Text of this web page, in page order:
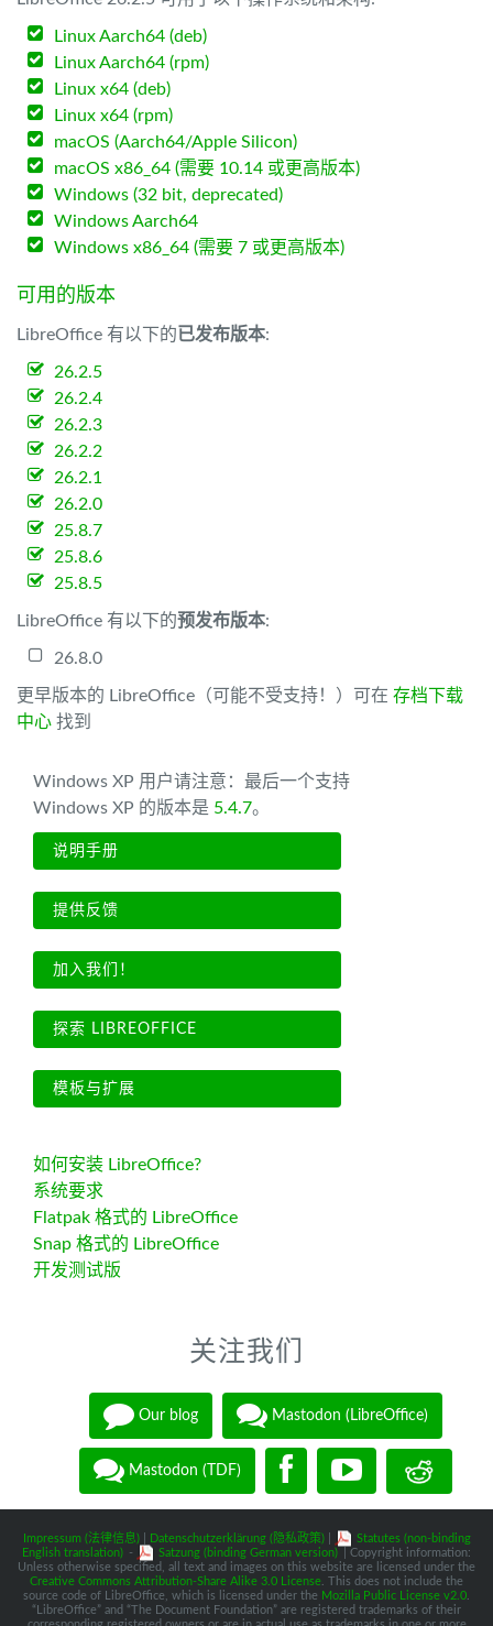
Linux Aarch64 (deb)
Linux Aarch64 (rpm)
Linux x64 (deb)
Linux x64 (rpm)
macOS (Aarch64/Apple Silicon)
macOS x86_64 (需要 10.14 或更高版本)
Windows (32 bit, deprecated)
Windows Aarch64
Windows x86_64 (需要 7 或更高版本)
可用的版本
LibreOffice 有以下的已发布版本:
26.2.5
26.2.4
26.2.3
26.2.2
26.2.1
26.2.0
25.8.7
25.8.6
25.8.5
LibreOffice 有以下的预发布版本:
26.8.0
更早版本的 LibreOffice（可能不受支持！）可在 存档下载
中心 找到
Windows XP 用户请注意：最后一个支持
Windows XP 的版本是 5.4.7。
说明手册
提供反馈
加入我们！
探索 LIBREOFFICE
模板与扩展
如何安装 LibreOffice?
系统要求
Flatpak 格式的 LibreOffice
Snap 格式的 LibreOffice
开发测试版
关注我们
Our blog Mastodon (LibreOffice)
Mastodon (TDF)
Impressum (法律信息)| Datenschutzerklärung (隐私政策)|
Statutes (non-binding
English translation) - Satzung (binding German version)
| Copyright information:
Unless otherwise specified, all text and images on this website are licensed under the
Creative Commons Attribution-Share Alike 3.0 License . This does not include the
source code of LibreOffice, which is licensed under the Mozilla Public License v2.0
“LibreOffice” and “The Document Foundation” are registered trademarks of their